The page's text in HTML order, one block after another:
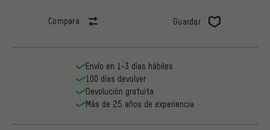
Compara Guardar
Envío en 1-3 días hábiles
100 días devolver
Devolución gratuita
Más de 25 años de experiencia